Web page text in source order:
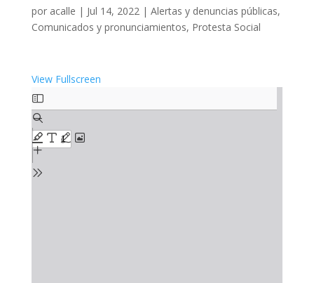
por acalle | Jul 14, 2022| Alertas y denuncias públicas,
Comunicados y pronunciamientos, Protesta Social
View Fullscreen
Saltar
al
contenido
del
PDF